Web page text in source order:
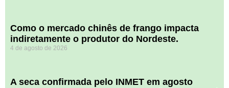
​Como o mercado chinês de frango impacta
indiretamente o produtor do Nordeste.
4 de agosto de 2026
A seca confirmada pelo INMET em agosto